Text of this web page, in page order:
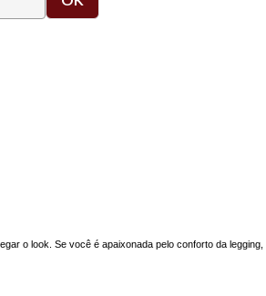
o look. Se você é apaixonada pelo conforto da